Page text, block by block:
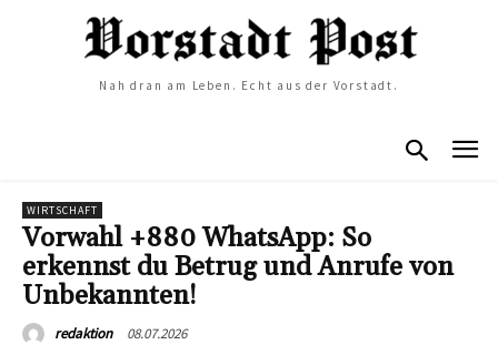
Nah dran am Leben. Echt aus der Vorstadt.
WIRTSCHAFT
Vorwahl +880 WhatsApp: So
erkennst du Betrug und Anrufe von
Unbekannten!
redaktion 08.07.2026